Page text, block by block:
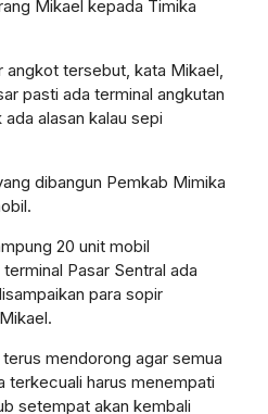
Mikael kepada Timika
angkot tersebut, kata Mikael,
pasti ada terminal angkutan
alasan kalau sepi
dibangun Pemkab Mimika
20 unit mobil
Pasar Sentral ada
para sopir
mendorong agar semua
terkecuali harus menempati
setempat akan kembali